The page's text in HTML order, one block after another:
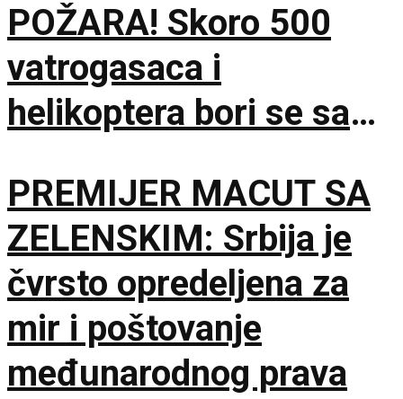
POŽARA! Skoro 500
vatrogasaca i
helikoptera bori se sa
PREMIJER MACUT SA
ZELENSKIM: Srbija je
čvrsto opredeljena za
mir i poštovanje
međunarodnog prava